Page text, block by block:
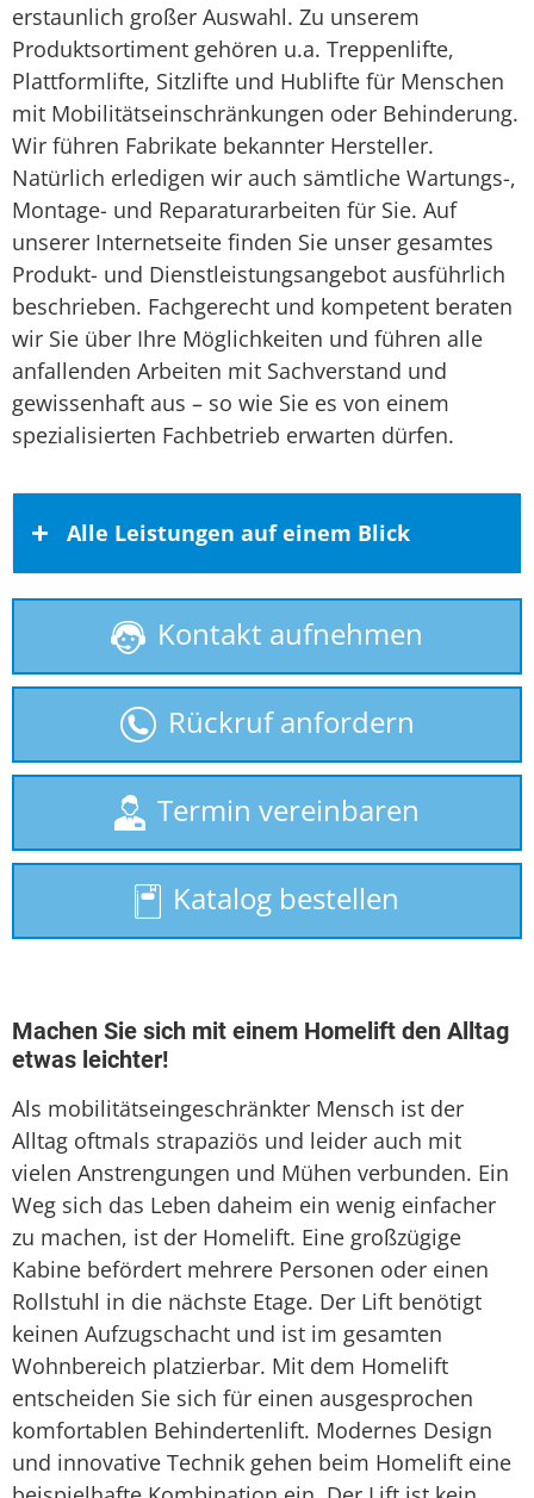
erstaunlich großer Auswahl. Zu unserem
Produktsortiment gehören u.a. Treppenlifte,
Plattformlifte, Sitzlifte und Hublifte für Menschen
mit Mobilitätseinschränkungen oder Behinderung.
Wir führen Fabrikate bekannter Hersteller.
Natürlich erledigen wir auch sämtliche Wartungs-,
Montage- und Reparaturarbeiten für Sie. Auf
unserer Internetseite finden Sie unser gesamtes
Produkt- und Dienstleistungsangebot ausführlich
beschrieben. Fachgerecht und kompetent beraten
wir Sie über Ihre Möglichkeiten und führen alle
anfallenden Arbeiten mit Sachverstand und
gewissenhaft aus – so wie Sie es von einem
spezialisierten Fachbetrieb erwarten dürfen.
Alle Leistungen auf einem Blick
Behindertenlift
gebrauchte Treppenlifte
Plattformlift
Rollstuhllift
Seniorenlift
Treppenaufzug
Treppenlift
Treppenlift mieten
Kontakt aufnehmen
Rückruf anfordern
Termin vereinbaren
Katalog bestellen
Machen Sie sich mit einem Homelift den Alltag
etwas leichter!
Als mobilitätseingeschränkter Mensch ist der
Alltag oftmals strapaziös und leider auch mit
vielen Anstrengungen und Mühen verbunden. Ein
Weg sich das Leben daheim ein wenig einfacher
zu machen, ist der Homelift. Eine großzügige
Kabine befördert mehrere Personen oder einen
Rollstuhl in die nächste Etage. Der Lift benötigt
keinen Aufzugschacht und ist im gesamten
Wohnbereich platzierbar. Mit dem Homelift
entscheiden Sie sich für einen ausgesprochen
komfortablen Behindertenlift. Modernes Design
und innovative Technik gehen beim Homelift eine